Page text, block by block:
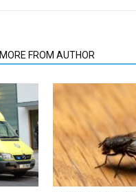
MORE FROM AUTHOR